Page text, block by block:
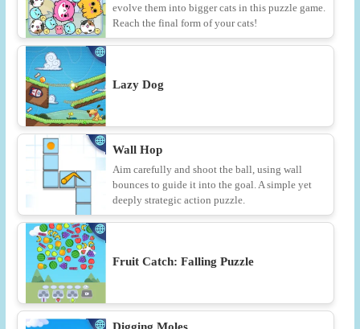
evolve them into bigger cats in this puzzle game.
Reach the final form of your cats!
Lazy Dog
Wall Hop
Aim carefully and shoot the ball, using wall
bounces to guide it into the goal. A simple yet
deeply strategic action puzzle.
Fruit Catch: Falling Puzzle